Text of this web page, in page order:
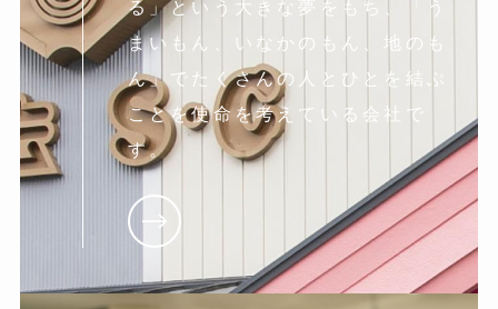
る」という大きな夢をもち、「う
まいもん、いなかのもん、地のも
ん」でたくさんの人とひとを結ぶ
ことを使命を考えている会社で
す。